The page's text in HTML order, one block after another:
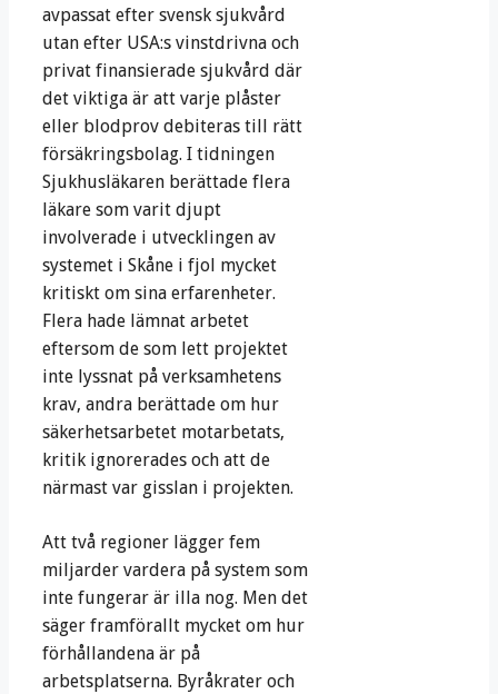
avpassat efter svensk sjukvård
utan efter USA:s vinstdrivna och
privat finansierade sjukvård där
det viktiga är att varje plåster
eller blodprov debiteras till rätt
försäkringsbolag. I tidningen
Sjukhusläkaren berättade flera
läkare som varit djupt
involverade i utvecklingen av
systemet i Skåne i fjol mycket
kritiskt om sina erfarenheter.
Flera hade lämnat arbetet
eftersom de som lett projektet
inte lyssnat på verksamhetens
krav, andra berättade om hur
säkerhetsarbetet motarbetats,
kritik ignorerades och att de
närmast var gisslan i projekten.
Att två regioner lägger fem
miljarder vardera på system som
inte fungerar är illa nog. Men det
säger framförallt mycket om hur
förhållandena är på
arbetsplatserna. Byråkrater och